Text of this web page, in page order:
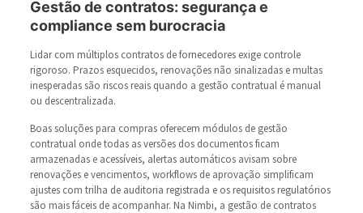
Gestão de contratos: segurança e
compliance sem burocracia
Lidar com múltiplos contratos de fornecedores exige controle
rigoroso. Prazos esquecidos, renovações não sinalizadas e multas
inesperadas são riscos reais quando a gestão contratual é manual
ou descentralizada.
Boas soluções para compras oferecem módulos de gestão
contratual onde todas as versões dos documentos ficam
armazenadas e acessíveis, alertas automáticos avisam sobre
renovações e vencimentos, workflows de aprovação simplificam
ajustes com trilha de auditoria registrada e os requisitos regulatórios
são mais fáceis de acompanhar. Na Nimbi, a gestão de contratos